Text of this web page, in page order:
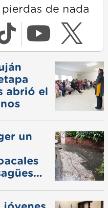
de nada
abrió el
un